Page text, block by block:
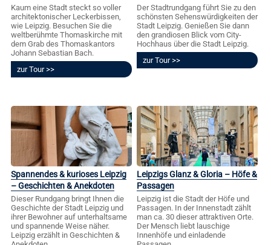
Kaum eine Stadt steckt so voller
architektonischer Leckerbissen,
wie Leipzig. Besuchen Sie die
weltberühmte Thomaskirche mit
dem Grab des Thomaskantors
Johann Sebastian Bach.
zur Tour
Der Stadtrundgang führt Sie zu den
schönsten Sehenswürdigkeiten der
Stadt Leipzig. Genießen Sie dann
den grandiosen Blick vom City-
Hochhaus über die Stadt Leipzig.
zur Tour
Spannendes & kurioses Leipzig
– Geschichten & Anekdoten
Dieser Rundgang bringt Ihnen die
Geschichte der Stadt Leipzig und
ihrer Bewohner auf unterhaltsame
und spannende Weise näher.
Leipzig erzählt in Geschichten &
Leipzigs Glanz & Gloria – Höfe &
Passagen
Leipzig ist die Stadt der Höfe und
Passagen. In der Innenstadt zählt
man ca. 30 dieser attraktiven Orte.
Der Mensch liebt lauschige
Innenhöfe und einladende